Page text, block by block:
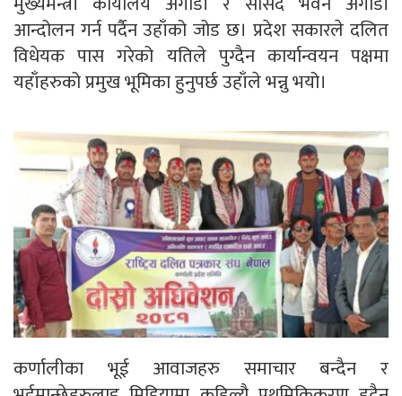
आन्दोलन गर्न पर्दैन उहाँको जोड छ। प्रदेश सकारले दलित
विधेयक पास गरेको यतिले पुग्दैन कार्यान्वयन पक्षमा
यहाँहरुको प्रमुख भूमिका हुनुपर्छ उहाँले भन्नु भयो।
कर्णालीका भूई आवाजहरु समाचार बन्दैन र